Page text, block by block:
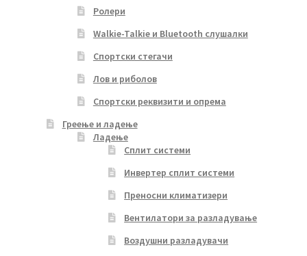
Ролери
Walkie-Talkie и Bluetooth слушалки
Спортски стегачи
Лов и риболов
Спортски реквизити и опрема
Греење и ладење
Ладење
Сплит системи
Инвертер сплит системи
Преносни климатизери
Вентилатори за разладување
Воздушни разладувачи